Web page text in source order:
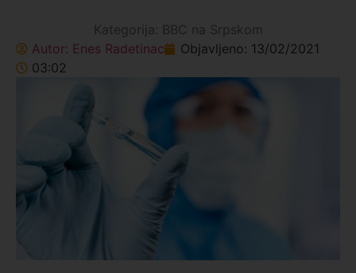
Kategorija: BBC na Srpskom
Autor: Enes Radetinac Objavljeno: 13/02/2021
03:02